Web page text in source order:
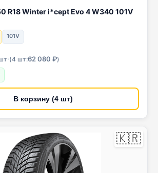
101V
·(4 шт:62 080 ₽)
В корзину (4 шт)
🇰🇷